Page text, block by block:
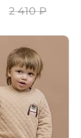
2 410 ₽